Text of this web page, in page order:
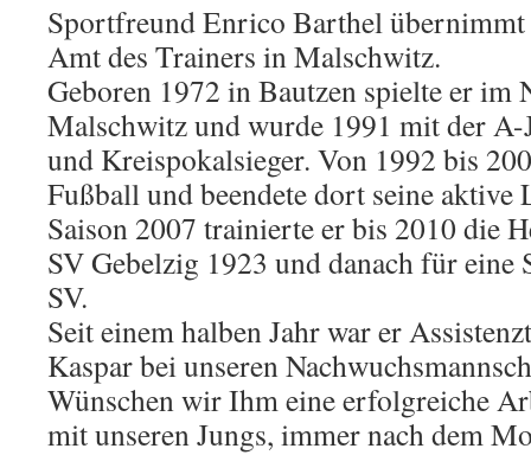
Sportfreund Enrico Barthel
Amt des Trainers in Malschwitz.
Geboren 1972 in Bautzen spielte er im
Malschwitz und wurde 1991 mit der A-
und Kreispokalsieger. Von 1992 bis
Fußball und beendete dort seine aktive
Saison 2007 trainierte er bis 2010 die
SV Gebelzig 1923 und danach für eine
SV.
Seit einem halben Jahr war er
Kaspar bei unseren
Wünschen wir Ihm eine erfolgreiche
mit unseren Jungs, immer nach dem